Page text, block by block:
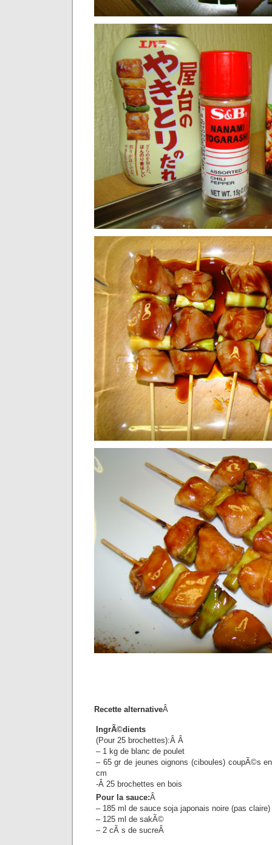
Recette alternativeÂ
IngrÃ©dients
(Pour 25 brochettes):Â Â
– 1 kg de blanc de poulet
– 65 gr de jeunes oignons (ciboules) coupÃ©s
cm
-Â 25 brochettes en bois
Pour la sauce:Â
– 185 ml de sauce soja japonais noire (pas
– 125 ml de sakÃ©
– 2 cÃ s de sucreÂ